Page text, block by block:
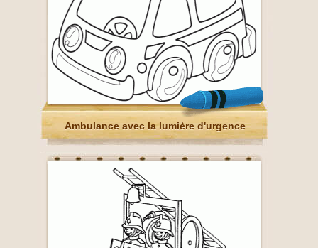
Ambulance avec la lumière d'urgence